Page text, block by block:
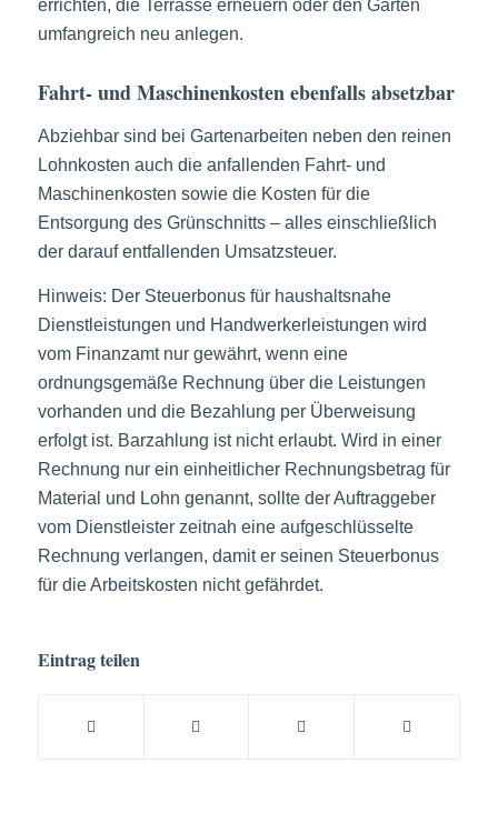
errichten, die Terrasse erneuern oder den Garten
umfangreich neu anlegen.
Fahrt- und Maschinenkosten ebenfalls absetzbar
Abziehbar sind bei Gartenarbeiten neben den reinen
Lohnkosten auch die anfallenden Fahrt- und
Maschinenkosten sowie die Kosten für die
Entsorgung des Grünschnitts – alles einschließlich
der darauf entfallenden Umsatzsteuer.
Hinweis: Der Steuerbonus für haushaltsnahe
Dienstleistungen und Handwerkerleistungen wird
vom Finanzamt nur gewährt, wenn eine
ordnungsgemäße Rechnung über die Leistungen
vorhanden und die Bezahlung per Überweisung
erfolgt ist. Barzahlung ist nicht erlaubt. Wird in einer
Rechnung nur ein einheitlicher Rechnungsbetrag für
Material und Lohn genannt, sollte der Auftraggeber
vom Dienstleister zeitnah eine aufgeschlüsselte
Rechnung verlangen, damit er seinen Steuerbonus
für die Arbeitskosten nicht gefährdet.
Eintrag teilen